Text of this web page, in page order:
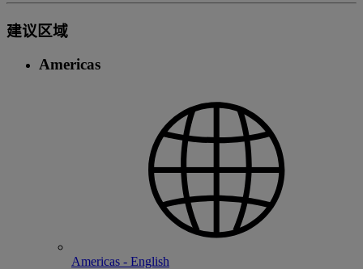
建议区域
Americas
Americas - English